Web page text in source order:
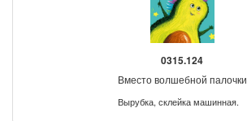
0315.124
Вместо волшебной палочки
Вырубка, склейка машинная.